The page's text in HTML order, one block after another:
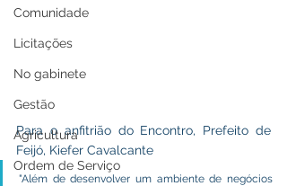
Comunidade
Licitações
No gabinete
Gestão
Agricultura
Ordem de Serviço
Para o anfitrião do Encontro, Prefeito de
Feijó, Kiefer Cavalcante
"Além de desenvolver um ambiente de negócios